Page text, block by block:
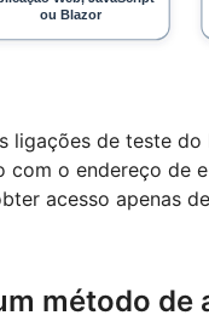
ligações de teste do
com o endereço de
acesso apenas
método de